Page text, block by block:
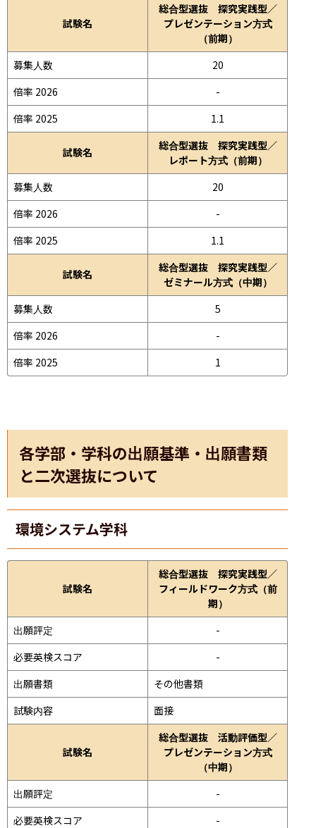
試験名
総合型選抜 探究実践型／
プレゼンテーション方式
（前期）
募集人数
20
倍率 2026
-
倍率 2025
1.1
試験名
総合型選抜 探究実践型／
レポート方式（前期）
募集人数
20
倍率 2026
-
倍率 2025
1.1
試験名
総合型選抜 探究実践型／
ゼミナール方式（中期）
募集人数
5
倍率 2026
-
倍率 2025
1
各学部・学科の出願基準・出願書類
と二次選抜について
環境システム学科
試験名
総合型選抜 探究実践型／
フィールドワーク方式（前
期）
出願評定
-
必要英検スコア
-
出願書類
その他書類
試験内容
面接
試験名
総合型選抜 活動評価型／
プレゼンテーション方式
（中期）
出願評定
-
必要英検スコア
-